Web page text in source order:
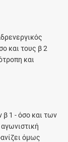
και τους β 2
και
β 1 - όσο και των
όμως